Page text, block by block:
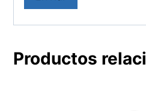
Productos